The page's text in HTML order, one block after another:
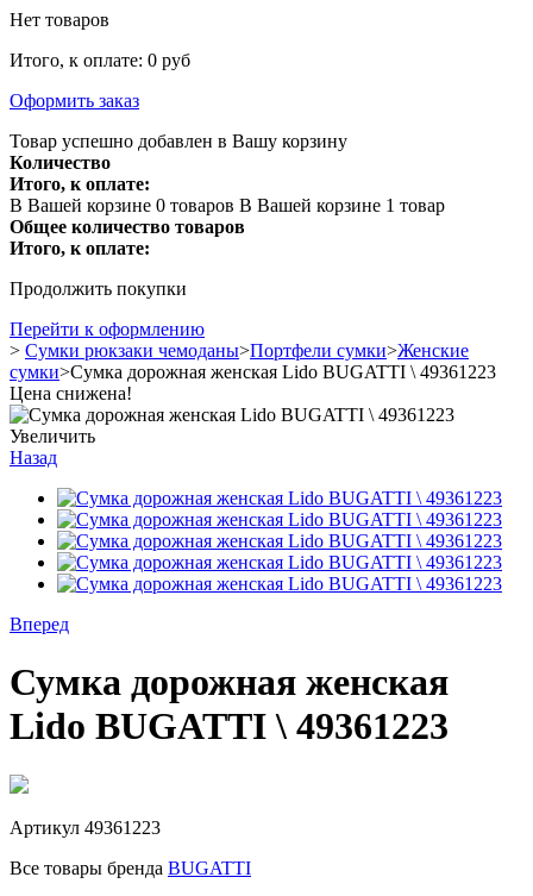
Нет товаров
Итого, к оплате: 0 руб
Оформить заказ
Товар успешно добавлен в Вашу корзину
Количество
Итого, к оплате:
В Вашей корзине 0 товаров В Вашей корзине 1 товар
Общее количество товаров
Итого, к оплате:
Продолжить покупки
Перейти к оформлению
> Сумки рюкзаки чемоданы>Портфели сумки>Женские
сумки>Сумка дорожная женская Lido BUGATTI \ 49361223
Цена снижена!
Увеличить
Назад
Вперед
Сумка дорожная женская
Lido BUGATTI \ 49361223
Артикул 49361223
Все товары бренда BUGATTI